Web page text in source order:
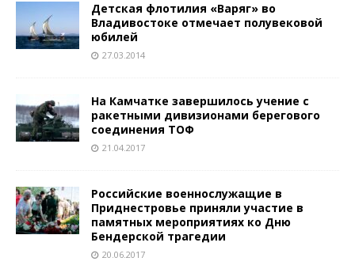
Детская флотилия «Варяг» во
Владивостоке отмечает полувековой
юбилей
27.03.2014
На Камчатке завершилось учение с
ракетными дивизионами берегового
соединения ТОФ
21.04.2017
Российские военнослужащие в
Приднестровье приняли участие в
памятных мероприятиях ко Дню
Бендерской трагедии
20.06.2017